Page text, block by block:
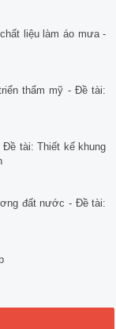
liệu làm áo mưa -
thẩm mỹ - Đề tài:
tài: Thiết kế khung
đất nước - Đề tài: